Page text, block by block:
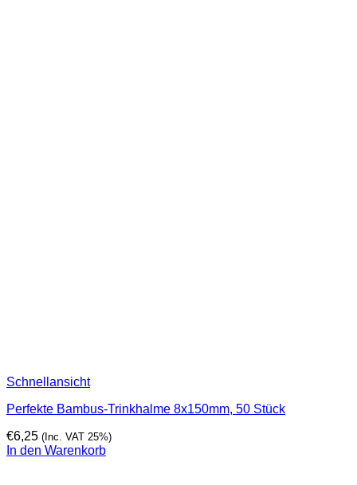
Schnellansicht
Perfekte Bambus-Trinkhalme 8x150mm, 50 Stück
€6,25 (Inc. VAT 25%)
In den Warenkorb